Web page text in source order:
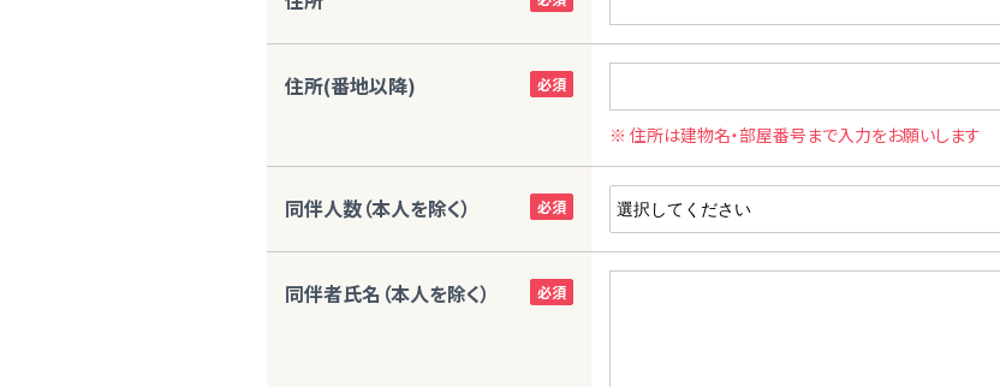
住所(番地以降)
※ 住所は建物名・部屋番号まで入力をお願いします
同伴人数（本人を除く）
同伴者氏名（本人を除く）